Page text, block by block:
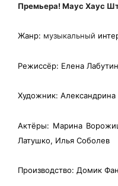
Премьера! Маус Хаус
Жанр: музыкальный
Режиссёр: Елена
Художник: Александрина
Актёры: Марина
Латушко, Илья Соболев
Производство: Домик